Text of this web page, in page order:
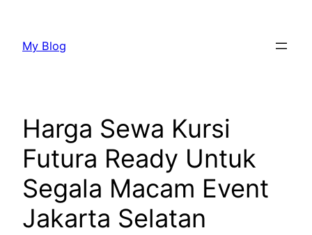
konten
My Blog
Harga Sewa Kursi
Futura Ready Untuk
Segala Macam Event
Jakarta Selatan